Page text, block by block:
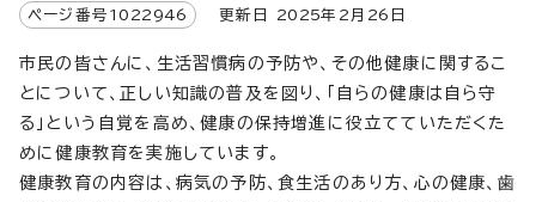
ページ番号 1022946 更新日 2025年2月 26 日
市民の皆さんに、生活習慣病の予防や、その他健康に関するこ
とについて、正しい知識の普及を図り、「自らの健康は自ら守
る」という自覚を高め、健康の保持増進に役立てていただくた
めに健康教育を実施しています。
健康教育の内容は、病気の予防、食生活のあり方、心の健康、歯